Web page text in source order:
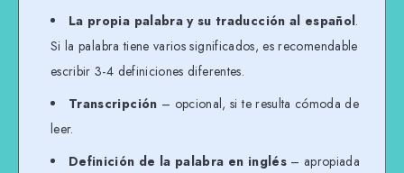
La propia palabra y su traducción al español.
Si la palabra tiene varios significados, es recomendable
escribir 3-4 definiciones diferentes.
Transcripción – opcional, si te resulta cómoda de
leer.
Definición de la palabra en inglés– apropiada